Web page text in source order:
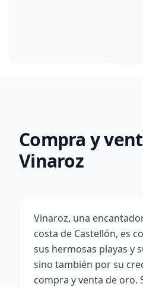
Compra y
Vinaroz
Vinaroz, una
costa de Castellón, es
sus hermosas playas y
sino también por su
compra y venta de oro.